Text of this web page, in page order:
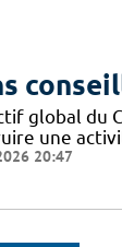
global du
une
20:47